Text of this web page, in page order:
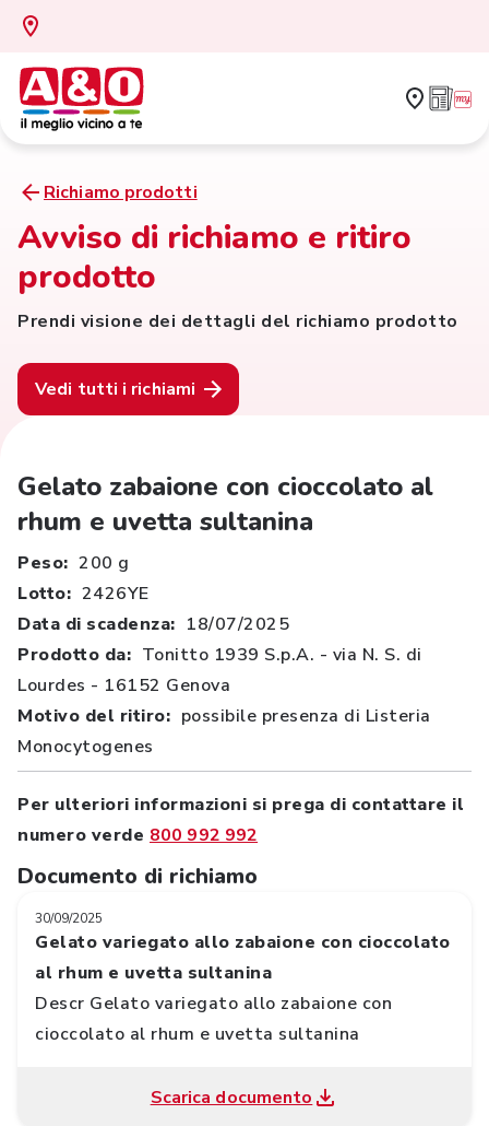
Richiamo prodotti
Avviso di richiamo e ritiro
prodotto
Prendi visione dei dettagli del richiamo prodotto
Vedi tutti i richiami
Gelato zabaione con cioccolato al
rhum e uvetta sultanina
Peso: 200 g
Lotto: 2426YE
Data di scadenza: 18/07/2025
Prodotto da: Tonitto 1939 S.p.A. - via N. S. di
Lourdes - 16152 Genova
Motivo del ritiro: possibile presenza di Listeria
Monocytogenes
Per ulteriori informazioni si prega di contattare il
numero verde 800 992 992
Documento di richiamo
30/09/2025
Gelato variegato allo zabaione con cioccolato
al rhum e uvetta sultanina
Descr Gelato variegato allo zabaione con
cioccolato al rhum e uvetta sultanina
Scarica documento